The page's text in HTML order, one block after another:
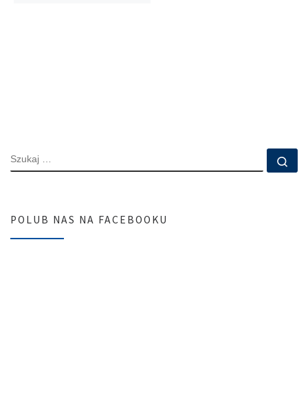
SZUKAJ
POLUB NAS NA FACEBOOKU